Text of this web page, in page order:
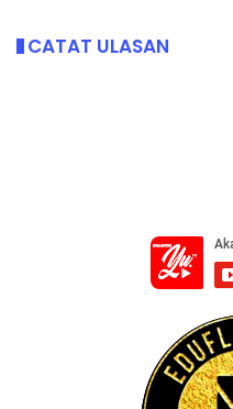
CATAT ULASAN